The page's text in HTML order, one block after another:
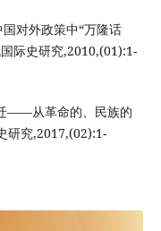
对外政策中“万隆话
际史研究,2010,(01):1-
——从革命的、民族的
研究,2017,(02):1-